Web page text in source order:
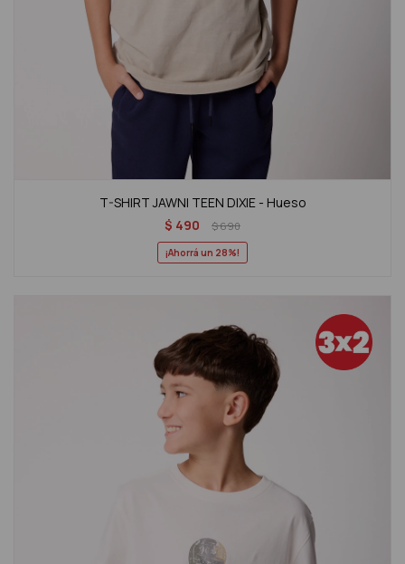
T-SHIRT JAWNI TEEN DIXIE - Hueso
$ 490 $690
28